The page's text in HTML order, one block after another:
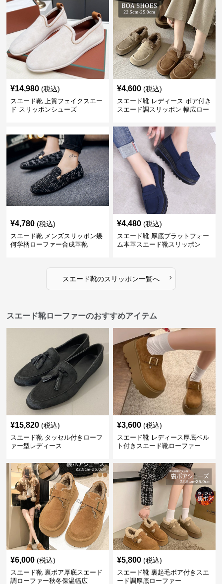
¥14,980 (税込)
スエード靴 上質フェイクスエー
ド スリッポンシューズ
¥4,600 (税込)
スエード靴 レディース ボア付き
スエード調スリッポン 幅広ロー
¥4,780 (税込)
スエード靴 メンズスリッポン幾
何学柄ローファー合成革靴
¥4,480 (税込)
スエード靴 厚底プラットフォー
ム本革スエード靴スリッポン
スエード靴のスリッポン一覧へ ›
スエード靴ローファーのおすすめアイテム
¥15,820 (税込)
スエード靴 タッセル付きローフ
ァー型レディース
¥3,600 (税込)
スエード靴 レディース厚底ベル
ト付きスエード靴ローファー
¥6,000 (税込)
スエード靴 裏ボア厚底スエード
調ローファー秋冬保温幅広
¥5,800 (税込)
スエード靴 裏起毛ボア付きスエ
ード調厚底ローファー